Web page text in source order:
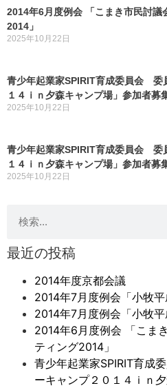
2014年6月度例会 「こまき市民討議
2014」
2025年10月22日
青少年起業家SPIRIT育成委員会 委
１４ｉｎ夕森キャンプ場」参加者募
2025年10月22日
青少年起業家SPIRIT育成委員会 委
１４ｉｎ夕森キャンプ場」参加者募
2025年10月22日
最近の投稿
2014年度京都会議
2014年7月度例会「小牧
2014年7月度例会「小牧
2014年6月度例会 「こま
ティング2014」
青少年起業家SPIRIT育成
ーキャンプ２０１４ｉｎ